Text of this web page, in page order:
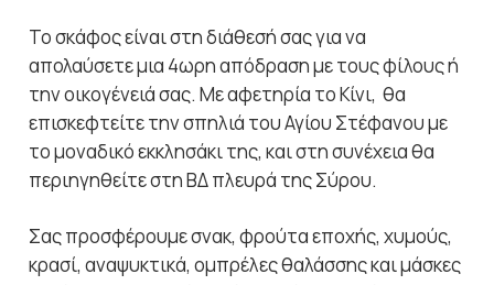
Το σκάφος είναι στη διάθεσή σας για να
απολαύσετε μια 4ωρη απόδραση με τους φίλους ή
την οικογένειά σας. Με αφετηρία το Κίνι, θα
επισκεφτείτε την σπηλιά του Αγίου Στέφανου με
το μοναδικό εκκλησάκι της, και στη συνέχεια θα
περιηγηθείτε στη ΒΔ πλευρά της Σύρου.
Σας προσφέρουμε σνακ, φρούτα εποχής, χυμούς,
κρασί, αναψυκτικά, ομπρέλες θαλάσσης και μάσκες